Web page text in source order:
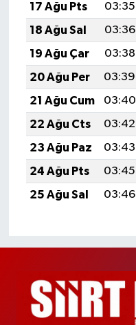
17 Ağu Pts
03:35
18 Ağu Sal
03:36
19 Ağu Çar
03:38
20 Ağu Per
03:39
21 Ağu Cum
03:40
22 Ağu Cts
03:42
23 Ağu Paz
03:43
24 Ağu Pts
03:45
25 Ağu Sal
03:46